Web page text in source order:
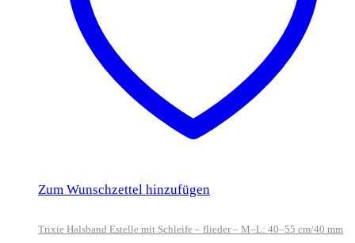
Zum Wunschzettel hinzufügen
Trixie Halsband Estelle mit Schleife – flieder – M–L: 40–55 cm/40 mm